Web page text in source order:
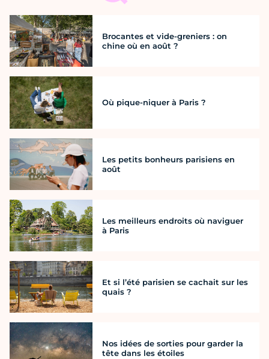
Brocantes et vide-greniers : on
chine où en août ?
Où pique-niquer à Paris ?
Les petits bonheurs parisiens en
août
Les meilleurs endroits où naviguer
à Paris
Et si l’été parisien se cachait sur les
quais ?
Nos idées de sorties pour garder la
tête dans les étoiles